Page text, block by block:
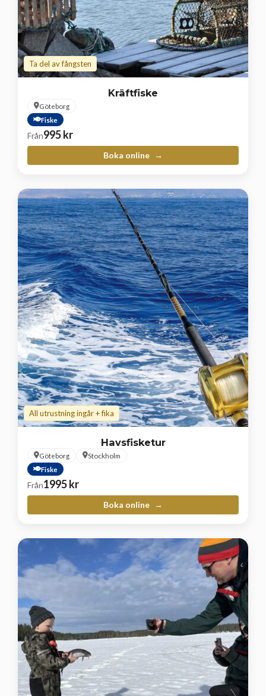
Ta del av fångsten
Kräftfiske
Göteborg
Fiske
Från995kr
Boka online
All utrustning ingår + fika
Havsfisketur
Göteborg
Stockholm
Fiske
Från1995kr
Boka online